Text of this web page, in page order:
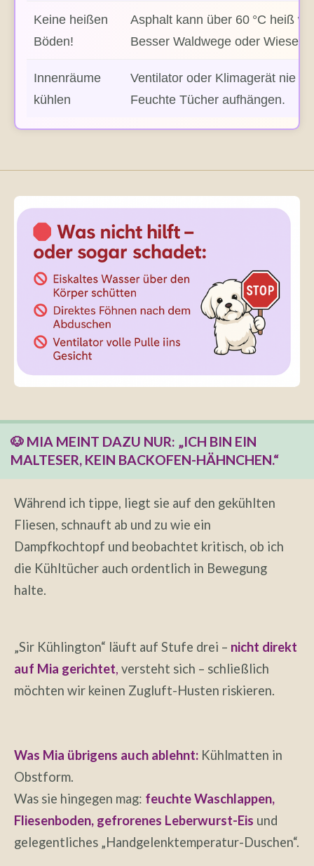
Keine heißen
Böden!
Asphalt kann über 60 °C heiß
Besser Waldwege oder Wiese.
Innenräume
kühlen
Ventilator oder Klimagerät nie
Feuchte Tücher aufhängen.
🐶 MIA MEINT DAZU NUR: „ICH BIN EIN
MALTESER, KEIN BACKOFEN-HÄHNCHEN.“
Während ich tippe, liegt sie auf den gekühlten
Fliesen, schnauft ab und zu wie ein
Dampfkochtopf und beobachtet kritisch, ob ich
die Kühltücher auch ordentlich in Bewegung
halte.
„Sir Kühlington“ läuft auf Stufe drei – nicht direkt
auf Mia gerichtet, versteht sich – schließlich
möchten wir keinen Zugluft-Husten riskieren.
Was Mia übrigens auch ablehnt: Kühlmatten in
Obstform.
Was sie hingegen mag: feuchte Waschlappen,
Fliesenboden, gefrorenes Leberwurst-Eis und
gelegentliches „Handgelenktemperatur-Duschen“.